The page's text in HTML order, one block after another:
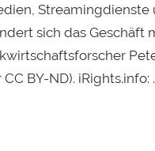
sich das Geschäft
BY-ND). iRights.info: